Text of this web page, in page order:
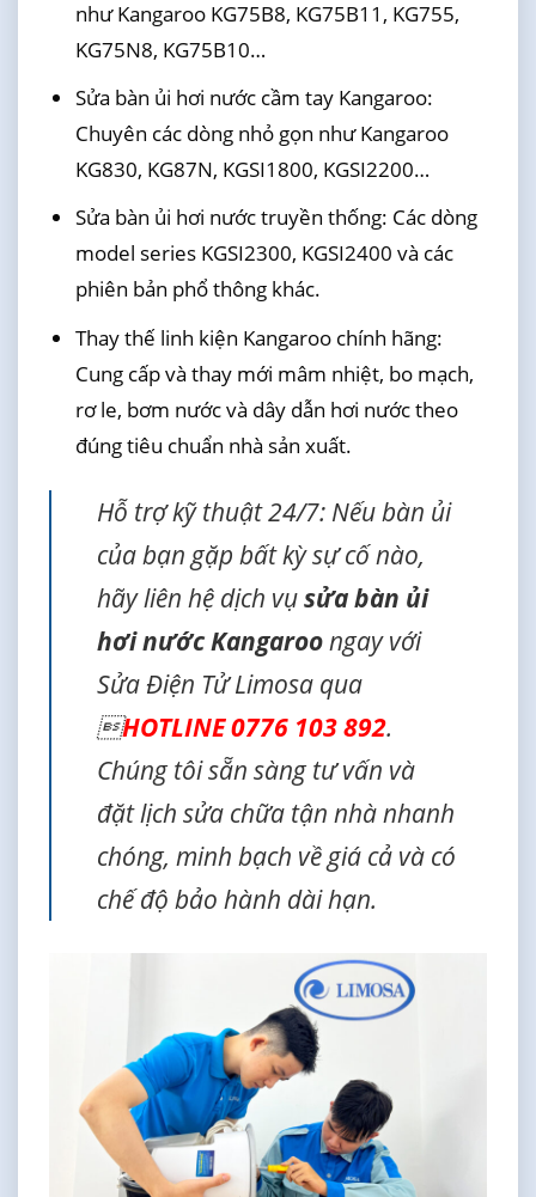
như Kangaroo KG75B8, KG75B11, KG755,
KG75N8, KG75B10…
Sửa bàn ủi hơi nước cầm tay Kangaroo:
Chuyên các dòng nhỏ gọn như Kangaroo
KG830, KG87N, KGSI1800, KGSI2200…
Sửa bàn ủi hơi nước truyền thống: Các dòng
model series KGSI2300, KGSI2400 và các
phiên bản phổ thông khác.
Thay thế linh kiện Kangaroo chính hãng:
Cung cấp và thay mới mâm nhiệt, bo mạch,
rơ le, bơm nước và dây dẫn hơi nước theo
đúng tiêu chuẩn nhà sản xuất.
Hỗ trợ kỹ thuật 24/7: Nếu bàn ủi
của bạn gặp bất kỳ sự cố nào,
hãy liên hệ dịch vụsửa bàn ủi
hơi nước Kangaroongay với
Sửa Điện Tử Limosa qua
HOTLINE 0776 103 892.
Chúng tôi sẵn sàng tư vấn và
đặt lịch sửa chữa tận nhà nhanh
chóng, minh bạch về giá cả và có
chế độ bảo hành dài hạn.